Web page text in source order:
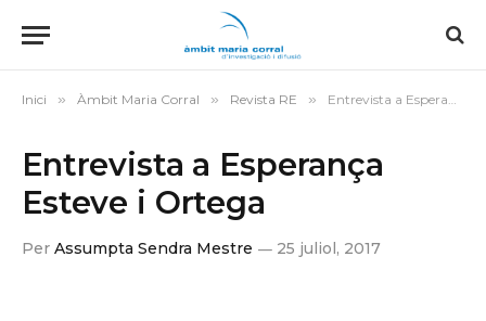
Inici » Àmbit Maria Corral » Revista RE » Entrevista a Esperança Esteve i Ortega
Entrevista a Esperança
Esteve i Ortega
Per Assumpta Sendra Mestre 25 juliol, 2017